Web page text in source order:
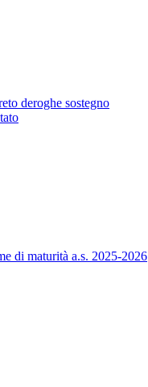
deroghe sostegno
di maturità a.s. 2025-2026